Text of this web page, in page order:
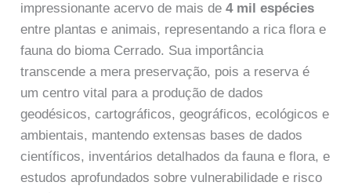
impressionante acervo de mais de4 mil espécies
entre plantas e animais, representando a rica flora e
fauna do bioma Cerrado. Sua importância
transcende a mera preservação, pois a reserva é
um centro vital para a produção de dados
geodésicos, cartográficos, geográficos, ecológicos e
ambientais, mantendo extensas bases de dados
científicos, inventários detalhados da fauna e flora, e
estudos aprofundados sobre vulnerabilidade e risco